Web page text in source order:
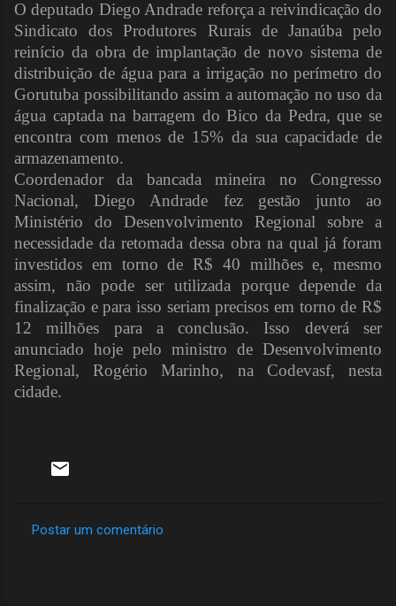
O deputado Diego Andrade reforça a reivindicação do
Sindicato dos Produtores Rurais de Janaúba pelo
reinício da obra de implantação de novo sistema de
distribuição de água para a irrigação no perímetro do
Gorutuba possibilitando assim a automação no uso da
água captada na barragem do Bico da Pedra, que se
encontra com menos de 15% da sua capacidade de
armazenamento.
Coordenador da bancada mineira no Congresso
Nacional, Diego Andrade fez gestão junto ao
Ministério do Desenvolvimento Regional sobre a
necessidade da retomada dessa obra na qual já foram
investidos em torno de R$ 40 milhões e, mesmo
assim, não pode ser utilizada porque depende da
finalização e para isso seriam precisos em torno de R$
12 milhões para a conclusão. Isso deverá ser
anunciado hoje pelo ministro de Desenvolvimento
Regional, Rogério Marinho, na Codevasf, nesta
cidade.
Postar um comentário